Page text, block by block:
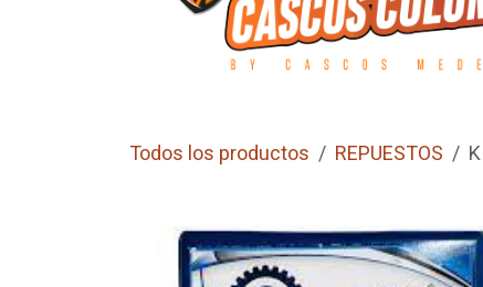
Todos los productos REPUESTOS